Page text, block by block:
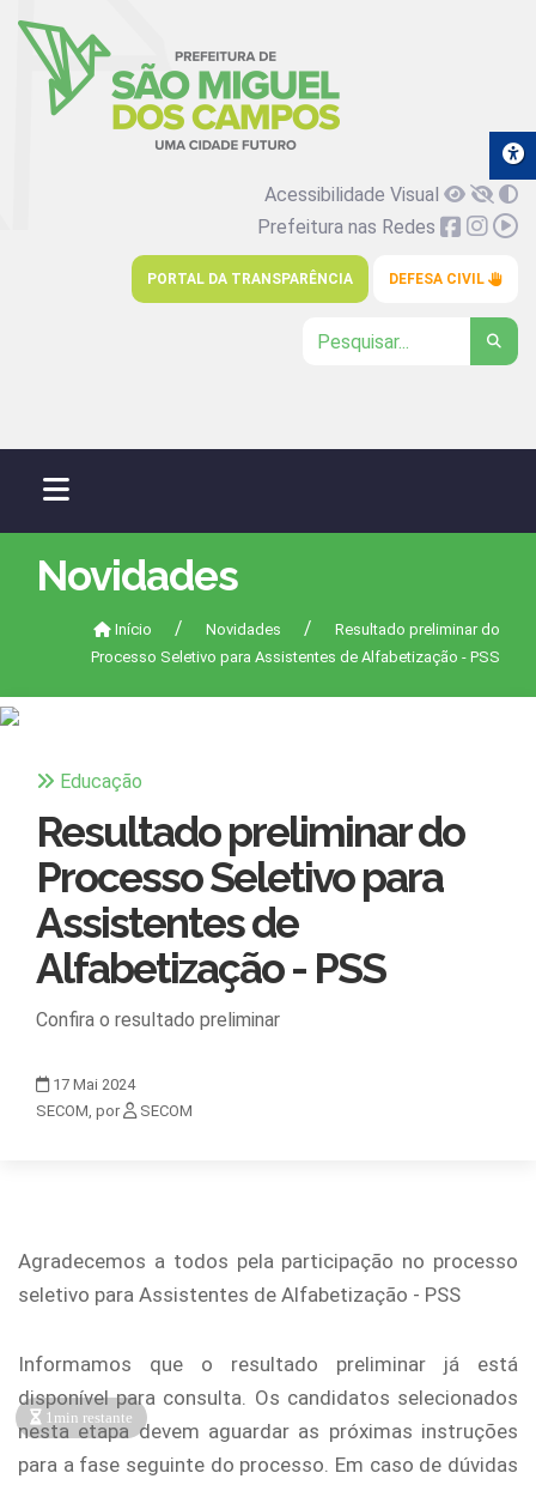
Acessibilidade Visual
Prefeitura nas Redes
PORTAL DA TRANSPARÊNCIA DEFESA CIVIL
1min restante
Novidades
Início Novidades
Resultado preliminar do
Processo Seletivo para Assistentes de Alfabetização - PSS
Educação
Resultado preliminar do
Processo Seletivo para
Assistentes de
Alfabetização - PSS
Confira o resultado preliminar
17 Mai 2024
SECOM, por
SECOM
Agradecemos a todos pela participação no processo
seletivo para Assistentes de Alfabetização - PSS
Informamos que o resultado preliminar já está
disponível para consulta. Os candidatos selecionados
nesta etapa devem aguardar as próximas instruções
para a fase seguinte do processo. Em caso de dúvidas